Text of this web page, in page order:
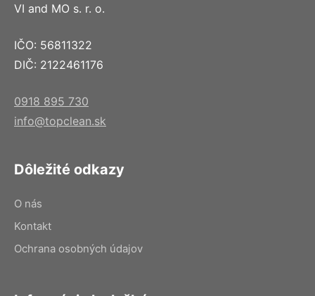
VI and MO s. r. o.
IČO: 56811322
DIČ: 2122461176
0918 895 730
info@topclean.sk
Dôležité odkazy
O nás
Kontakt
Ochrana osobných údajov